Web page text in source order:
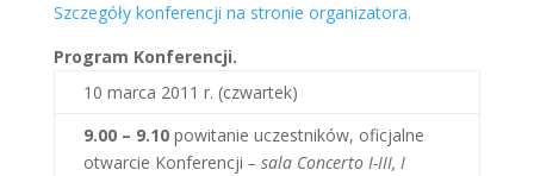
Szczegóły konferencji na stronie organizatora.
Program Konferencji.
10 marca 2011 r. (czwartek)
9.00 – 9.10 powitanie uczestników, oficjalne
otwarcie Konferencji – sala Concerto I-III, I